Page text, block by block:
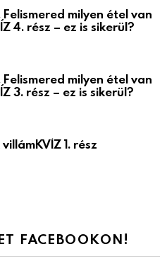
milyen étel van
4. rész – ez is sikerül?
milyen étel van
3. rész – ez is sikerül?
1. rész
FACEBOOKON!